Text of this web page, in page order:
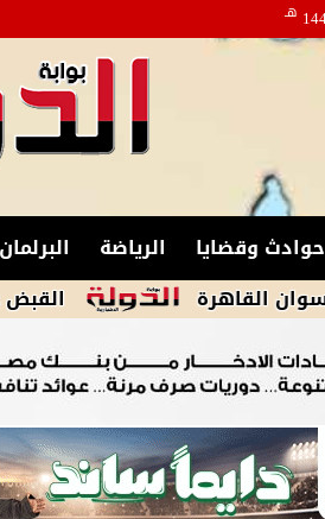
هـ
حوادث وقضايا الرياضة البرلمان
القبض على مدمن